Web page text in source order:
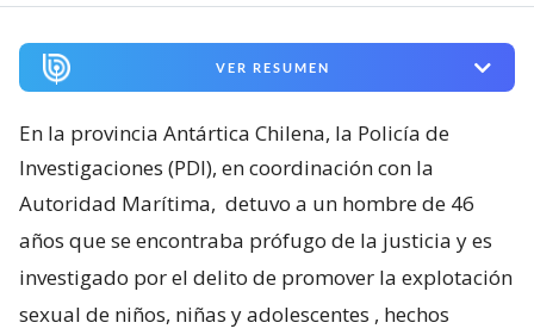
VER RESUMEN
En la provincia Antártica Chilena, la Policía de
Investigaciones (PDI), en coordinación con la
Autoridad Marítima, detuvo a un hombre de 46
años que se encontraba prófugo de la justicia y es
investigado por el delito de promover la explotación
sexual de niños, niñas y adolescentes , hechos